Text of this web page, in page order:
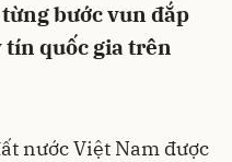
bước vun đắp
tín quốc gia trên
nước Việt Nam được